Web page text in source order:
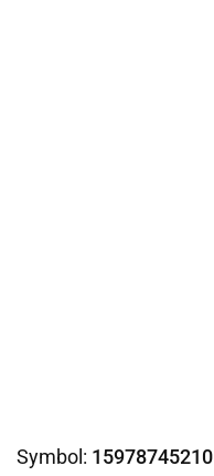
Symbol: 15978745210